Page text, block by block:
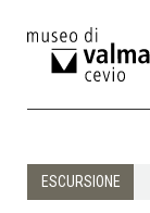
ESCURSIONE